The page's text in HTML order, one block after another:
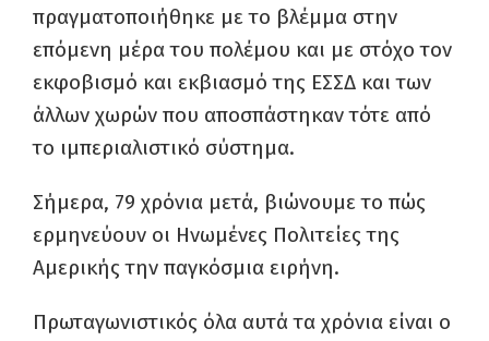
πραγματοποιήθηκε με το βλέμμα στην
επόμενη μέρα του πολέμου και με στόχο τον
εκφοβισμό και εκβιασμό της ΕΣΣΔ και των
άλλων χωρών που αποσπάστηκαν τότε από
το ιμπεριαλιστικό σύστημα.
Σήμερα, 79 χρόνια μετά, βιώνουμε το πώς
ερμηνεύουν οι Ηνωμένες Πολιτείες της
Αμερικής την παγκόσμια ειρήνη.
Πρωταγωνιστικός όλα αυτά τα χρόνια είναι ο